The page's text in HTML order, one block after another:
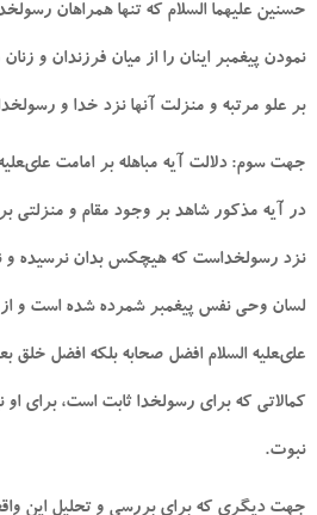
حسنين‏ عليهما السلام كه تنها همراهان
نمودن پيغمبر اينان را از ميان فرزندان و
بر علو مرتبه و منزلت آنها نزد خدا و
جهت سوم: دلالت آيه مباهله بر امامت على‏عليه
در آيه مذكور شاهد بر وجود مقام و منزلتى
نزد رسول‏خداست كه هيچكس بدان نرسيده
لسان وحى نفس پيغمبر شمرده شده است و
على‏عليه السلام افضل صحابه بلكه افضل خلق
كمالاتى كه براى رسول‏خدا ثابت است، براى
نبوت.
جهت ديگرى كه براى بررسى و تحليل اين